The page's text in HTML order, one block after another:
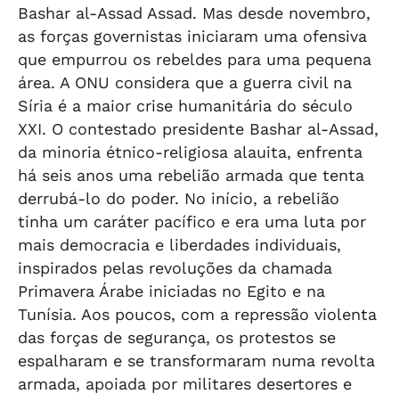
Bashar al-Assad Assad. Mas desde novembro,
as forças governistas iniciaram uma ofensiva
que empurrou os rebeldes para uma pequena
área. A ONU considera que a guerra civil na
Síria é a maior crise humanitária do século
XXI. O contestado presidente Bashar al-Assad,
da minoria étnico-religiosa alauita, enfrenta
há seis anos uma rebelião armada que tenta
derrubá-lo do poder. No início, a rebelião
tinha um caráter pacífico e era uma luta por
mais democracia e liberdades individuais,
inspirados pelas revoluções da chamada
Primavera Árabe iniciadas no Egito e na
Tunísia. Aos poucos, com a repressão violenta
das forças de segurança, os protestos se
espalharam e se transformaram numa revolta
armada, apoiada por militares desertores e